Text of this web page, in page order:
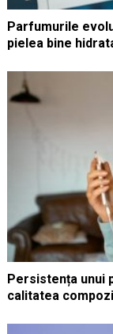
Parfumurile
pielea bine
Persistența unui
calitatea